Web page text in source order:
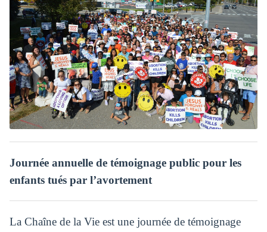
Journée annuelle de témoignage public pour les
enfants tués par l’avortement
La Chaîne de la Vie est une journée de témoignage